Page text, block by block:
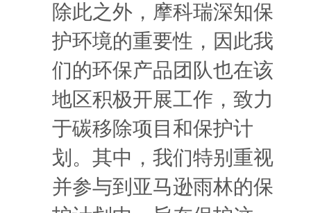
除此之外，摩科瑞深知保
护环境的重要性，因此我
们的环保产品团队也在该
地区积极开展工作，致力
于碳移除项目和保护计
划。其中，我们特别重视
并参与到亚马逊雨林的保